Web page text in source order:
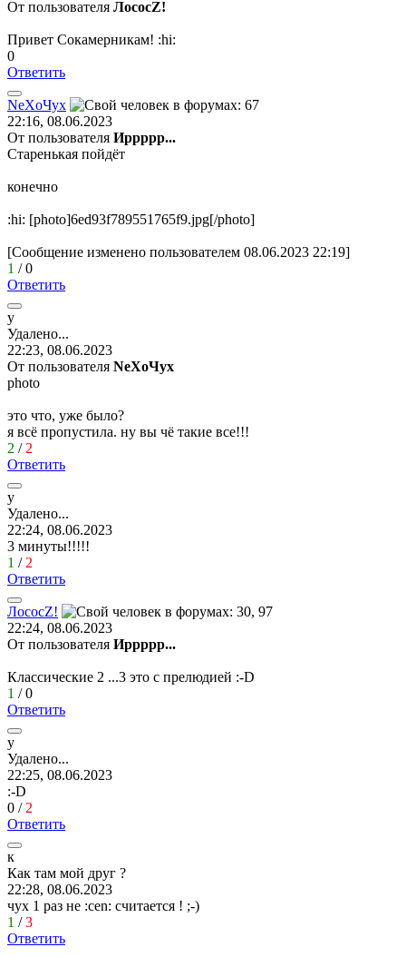
От пользователя ЛососZ!
Привет Сокамерникам! :hi:
0
Ответить
NeХoЧуx
22:16, 08.06.2023
От пользователя Иррррр...
Старенькая пойдёт
конечно
:hi: [photo]6ed93f789551765f9.jpg[/photo]
[Сообщение изменено пользователем 08.06.2023 22:19]
1 /0
Ответить
у
Удалено...
22:23, 08.06.2023
От пользователя NeХoЧyx
photo
это что, уже было?
я всё пропустила. ну вы чё такие все!!!
2 / 2
Ответить
у
Удалено...
22:24, 08.06.2023
3 минуты!!!!!
1 / 2
Ответить
ЛососZ!
22:24, 08.06.2023
От пользователя Иррррр...
Классические 2 ...3 это с прелюдией :-D
1 /0
Ответить
у
Удалено...
22:25, 08.06.2023
:-D
0 / 2
Ответить
к
Как там мой друг ?
22:28, 08.06.2023
чух 1 раз не :cen: считается ! ;-)
1 /3
Ответить